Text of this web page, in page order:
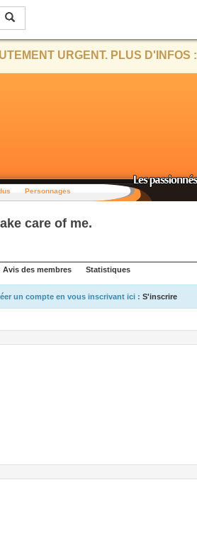
URGENT. PLUS D'INFOS :
Personnages
care of me.
Avis des membres Statistiques
un compte en vous inscrivant ici : S'inscrire